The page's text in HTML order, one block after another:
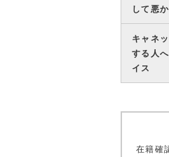
して悪
キャネ
する人
イス
在籍確